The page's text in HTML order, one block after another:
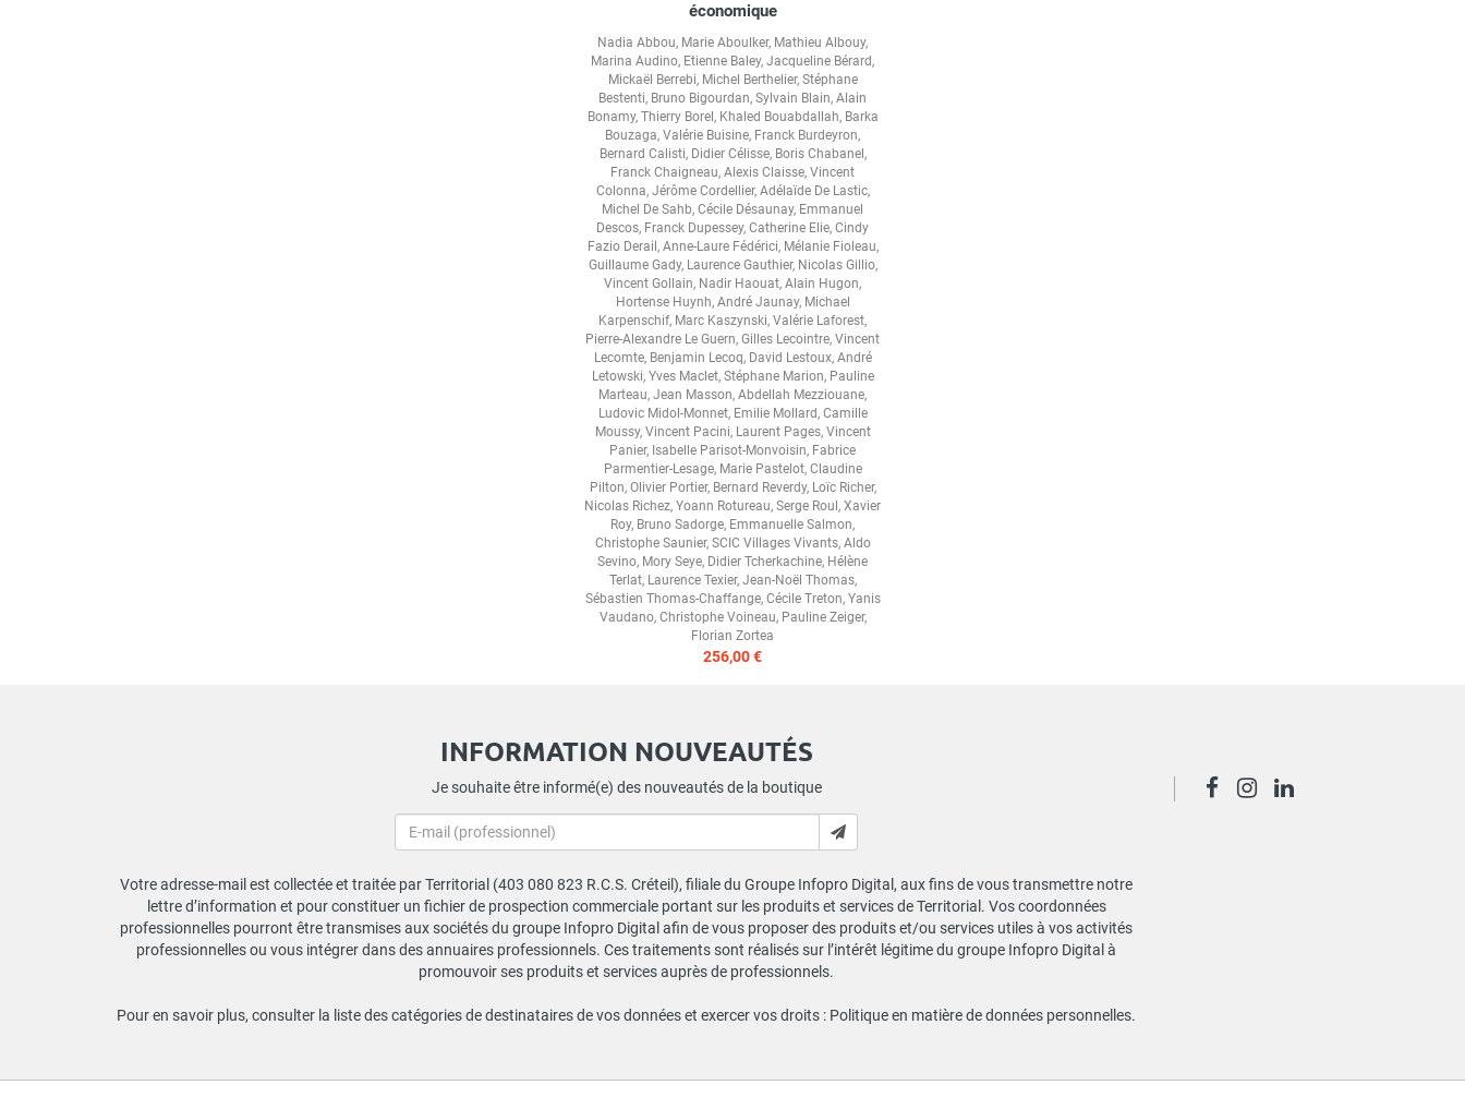
économique
Nadia Abbou, Marie Aboulker, Mathieu Albouy,
Marina Audino, Etienne Baley, Jacqueline Bérard,
Mickaël Berrebi, Michel Berthelier, Stéphane
Bestenti, Bruno Bigourdan, Sylvain Blain, Alain
Bonamy, Thierry Borel , Khaled Bouabdallah, Barka
Bouzaga, Valérie Buisine, Franck Burdeyron,
Bernard Calisti, Didier Célisse, Boris Chabanel ,
Franck Chaigneau, Alexis Claisse, Vincent
Colonna, Jérôme Cordellier, Adélaïde De Lastic,
Michel De Sahb, Cécile Désaunay, Emmanuel
Descos, Franck Dupessey, Catherine Elie, Cindy
Fazio Derail , Anne-Laure Fédérici, Mélanie Fioleau,
Guillaume Gady, Laurence Gauthier, Nicolas Gillio,
Vincent Gollain, Nadir Haouat, Alain Hugon,
Hortense Huynh, André Jaunay, Michael
Karpenschif, Marc Kaszynski, Valérie Laforest,
Pierre-Alexandre Le Guern, Gilles Lecointre, Vincent
Lecomte, Benjamin Lecoq, David Lestoux, André
Letowski, Yves Maclet, Stéphane Marion, Pauline
Marteau, Jean Masson, Abdellah Mezziouane,
Ludovic Midol-Monnet, Emilie Mollard, Camille
Moussy, Vincent Pacini, Laurent Pages, Vincent
Panier, Isabelle Parisot-Monvoisin, Fabrice
Parmentier-Lesage, Marie Pastelot, Claudine
Pilton, Olivier Portier, Bernard Reverdy, Loïc Richer,
Nicolas Richez, Yoann Rotureau, Serge Roul , Xavier
Roy, Bruno Sadorge, Emmanuelle Salmon,
Christophe Saunier, SCIC Villages Vivants, Aldo
Sevino, Mory Seye, Didier Tcherkachine, Hélène
Terlat, Laurence Texier, Jean-Noël Thomas,
Sébastien Thomas-Chaffange, Cécile Treton, Yanis
Vaudano, Christophe Voineau, Pauline Zeiger,
Florian Zortea
256,00 €
INFORMATION NOUVEAUTÉS
Je souhaite être informé(e) des nouveautés de la boutique
Votre adresse-mail est collectée et traitée par Territorial (403 080 823 R.C.S. Créteil), filiale du Groupe Infopro Digital, aux fins de vous transmettre notre
lettre d’information et pour constituer un fichier de prospection commerciale portant sur les produits et services de Territorial. Vos coordonnées
professionnelles pourront être transmises aux sociétés du groupe Infopro Digital afin de vous proposer des produits et/ou services utiles à vos activités
professionnelles ou vous intégrer dans des annuaires professionnels. Ces traitements sont réalisés sur l’intérêt légitime du groupe Infopro Digital à
promouvoir ses produits et services auprès de professionnels.
Pour en savoir plus, consulter la liste des catégories de destinataires de vos données et exercer vos droits : Politique en matière de données personnelles.